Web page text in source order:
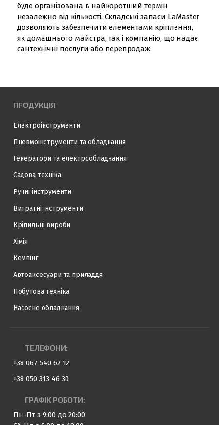
буде організована в найкоротший термін
незалежно від кількості. Складські запаси LaMaster
дозволяють забезпечити елементами кріплення,
як домашнього майстра, так і компанію, що надає
сантехнічні послуги або перепродаж.
ПРОДУКЦІЯ
Електроінструменти
Пневмоінструменти та обладнання
Генератори та електрообладнання
Садова техніка
Ручні інструменти
Витратні інструменти
Кріпильні вироби
Хімія
Кемпінг
Автоаксесуари та приладдя
Побутова техніка
Насосне обладнання
ТЕЛЕФОНИ:
+38 067 540 62 12
+38 050 313 46 30
ГРАФІК РОБОТИ:
Пн-Пт з 9:00 до 20:00